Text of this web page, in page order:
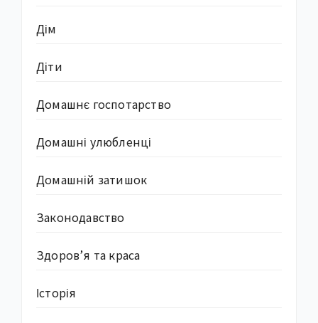
Дім
Діти
Домашнє госпотарство
Домашні улюбленці
Домашній затишок
Законодавство
Здоров’я та краса
Історія